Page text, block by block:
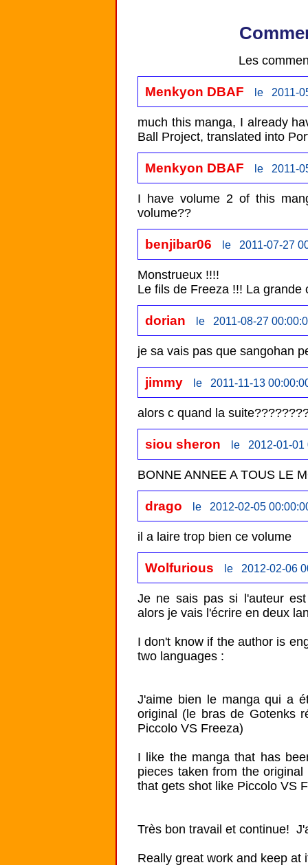
Les
Menkyon DBAF le 2011-
much this manga, I already
Ball Project, translated into
Menkyon DBAF le 2011-
I have volume 2 of this
volume??
benjibar06 le 2011-07-27
Monstrueux !!!!
dorian le 2011-08-27
je sa vais pas que sangohan
jimmy le 2011-11-13
siou sheron le 2012-01-01
BONNE ANNEE A TOUS LE
drago le 2012-02-05
il a laire trop bien ce volume
Wolfurious le 2012-02-06
Je ne sais pas si l'auteur
alors je vais l'écrire en deux
I don't know if the author is
two languages :
J'aime bien le manga qui a
original (le bras de Gotenks
Piccolo VS Freeza)
I like the manga that has
pieces taken from the
that gets shot like Piccolo VS
Très bon travail et continue!
Really great work and keep at